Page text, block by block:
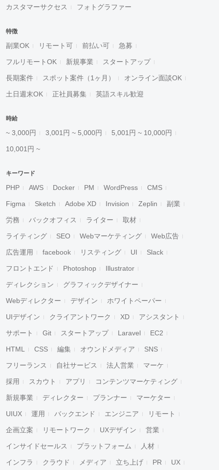
カスタマーサクセス フォトグラファー
特徴
副業OK リモート可 前払い可 急募
フルリモートOK 新規事業 スタートアップ
長期案件 スポット案件（1ヶ月） オンライン面談OK
土日週末OK 正社員募集 英語スキル歓迎
時給
~ 3,000円 3,001円 ~ 5,000円 5,001円 ~ 10,000円
10,001円 ~
キーワード
PHP AWS Docker PM WordPress CMS
Figma Sketch Adobe XD Invision Zeplin 副業
労務 バックオフィス ライター 取材
ライティング SEO Webマーケティング Web広告
広告運用 facebook リスティング UI Slack
フロントエンド Photoshop Illustrator
ディレクション グラフィックデザイナー
Webディレクター デザイン ホワイトペーパー
UIデザイン クライアントワーク XD アシスタント
サポート Git スタートアップ Laravel EC2
HTML CSS 編集 オウンドメディア SNS
フリーランス 自社サービス 法人営業 マーケ
採用 スカウト アプリ コンテンツマーケティング
新規事業 ディレクター プランナー マーケター
UIUX 運用 バックエンド エンジニア リモート
企画立案 リモートワーク UXデザイン 営業
インサイドセールス プラットフォーム 人材
インフラ クラウド メディア 立ち上げ PR UX